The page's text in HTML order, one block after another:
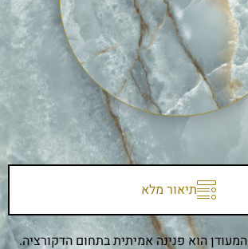
תיאור מלא
Onice Seagreen המעודן הוא פנינה אמיתית בתחום הדקורציה.